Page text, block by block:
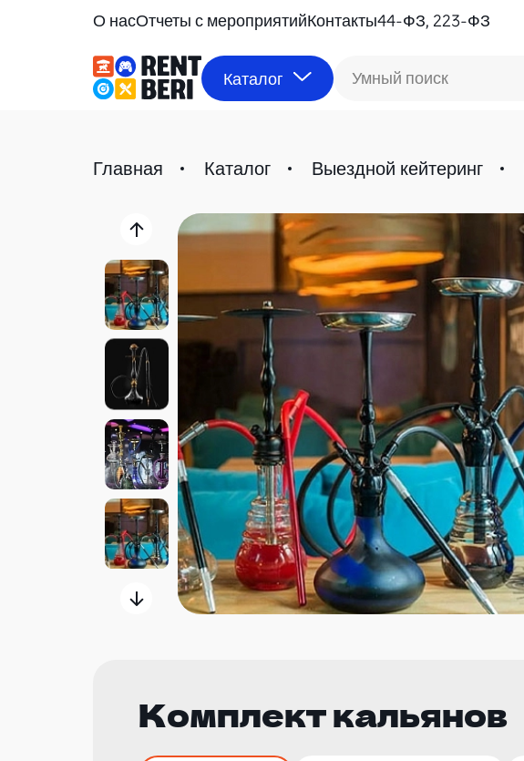
О насОтчеты с мероприятийКонтакты44-ФЗ, 223-ФЗ
Каталог Умный поиск
Главная Каталог Выездной кейтеринг
Комплект кальянов